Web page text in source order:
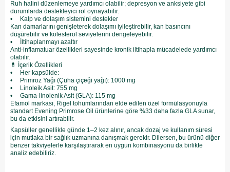
Ruh halini düzenlemeye yardımcı olabilir; depresyon ve anksiyete gibi
durumlarda destekleyici rol oynayabilir.
• Kalp ve dolaşım sistemini destekler
Kan damarlarını genişleterek dolaşımı iyileştirebilir, kan basıncını
düşürebilir ve kolesterol seviyelerini dengeleyebilir.
• İltihaplanmayı azaltır
Anti-inflamatuar özellikleri sayesinde kronik iltihapla mücadelede yardımcı
olabilir.
💊 İçerik Özellikleri
• Her kapsülde:
• Primroz Yağı (Çuha çiçeği yağı): 1000 mg
• Linoleik Asit: 755 mg
• Gama-linolenik Asit (GLA): 115 mg
Efamol markası, Rigel tohumlarından elde edilen özel formülasyonuyla
standart Evening Primrose Oil ürünlerine göre %33 daha fazla GLA sunar,
bu da etkisini artırabilir.
Kapsüller genellikle günde 1–2 kez alınır, ancak dozaj ve kullanım süresi
için mutlaka bir sağlık uzmanına danışmak gerekir. Dilersen, bu ürünü diğer
benzer takviyelerle karşılaştırarak en uygun kombinasyonu da birlikte
analiz edebiliriz.